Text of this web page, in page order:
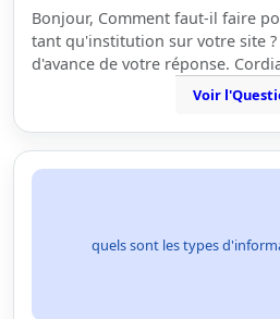
Bonjour, Comment faut-il faire
tant qu'institution sur votre site ?
d'avance de votre réponse.
Voir
quels sont les types